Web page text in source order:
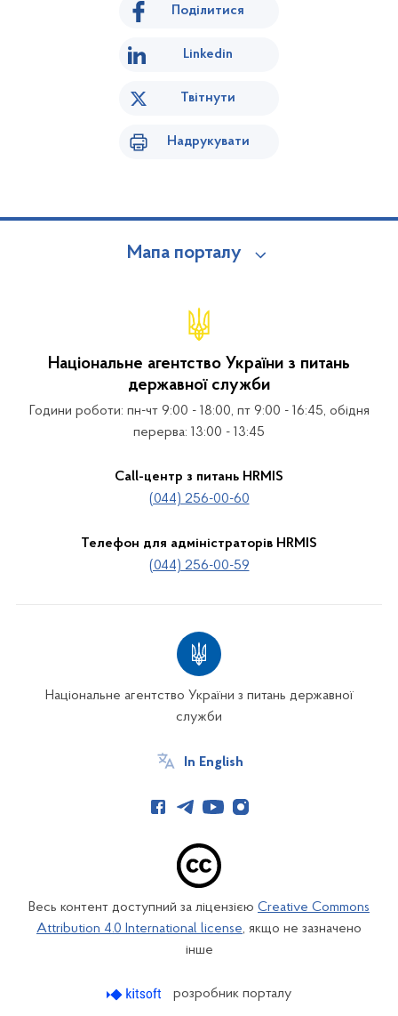
Поділитися
Linkedin
Твітнути
Надрукувати
Мапа порталу
Національне агентство України з питань
державної служби
Години роботи: пн-чт 9:00 - 18:00, пт 9:00 - 16:45, обідня
перерва: 13:00 - 13:45
Call-центр з питань HRMIS
(044) 256-00-60
Телефон для адміністраторів HRMIS
(044) 256-00-59
Національне агентство України з питань державної
служби
In English
Весь контент доступний за ліцензією Creative Commons
Attribution 4.0 International license, якщо не зазначено
інше
розробник порталу